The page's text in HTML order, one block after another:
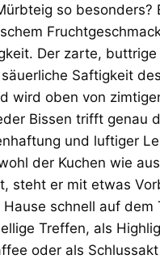
so besonders?
Der zarte,
Saftigkeit des
wird oben von
Bissen trifft genau
und luftiger
der Kuchen wie
steht er mit etwas
schnell auf dem
Treffen, als
oder als